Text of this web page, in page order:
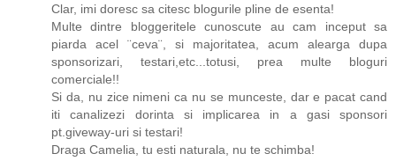
Clar, imi doresc sa citesc blogurile pline de esenta!
Multe dintre bloggeritele cunoscute au cam inceput sa
piarda acel ¨ceva¨, si majoritatea, acum alearga dupa
sponsorizari, testari,etc...totusi, prea multe bloguri
comerciale!!
Si da, nu zice nimeni ca nu se munceste, dar e pacat cand
iti canalizezi dorinta si implicarea in a gasi sponsori
pt.giveway-uri si testari!
Draga Camelia, tu esti naturala, nu te schimba!